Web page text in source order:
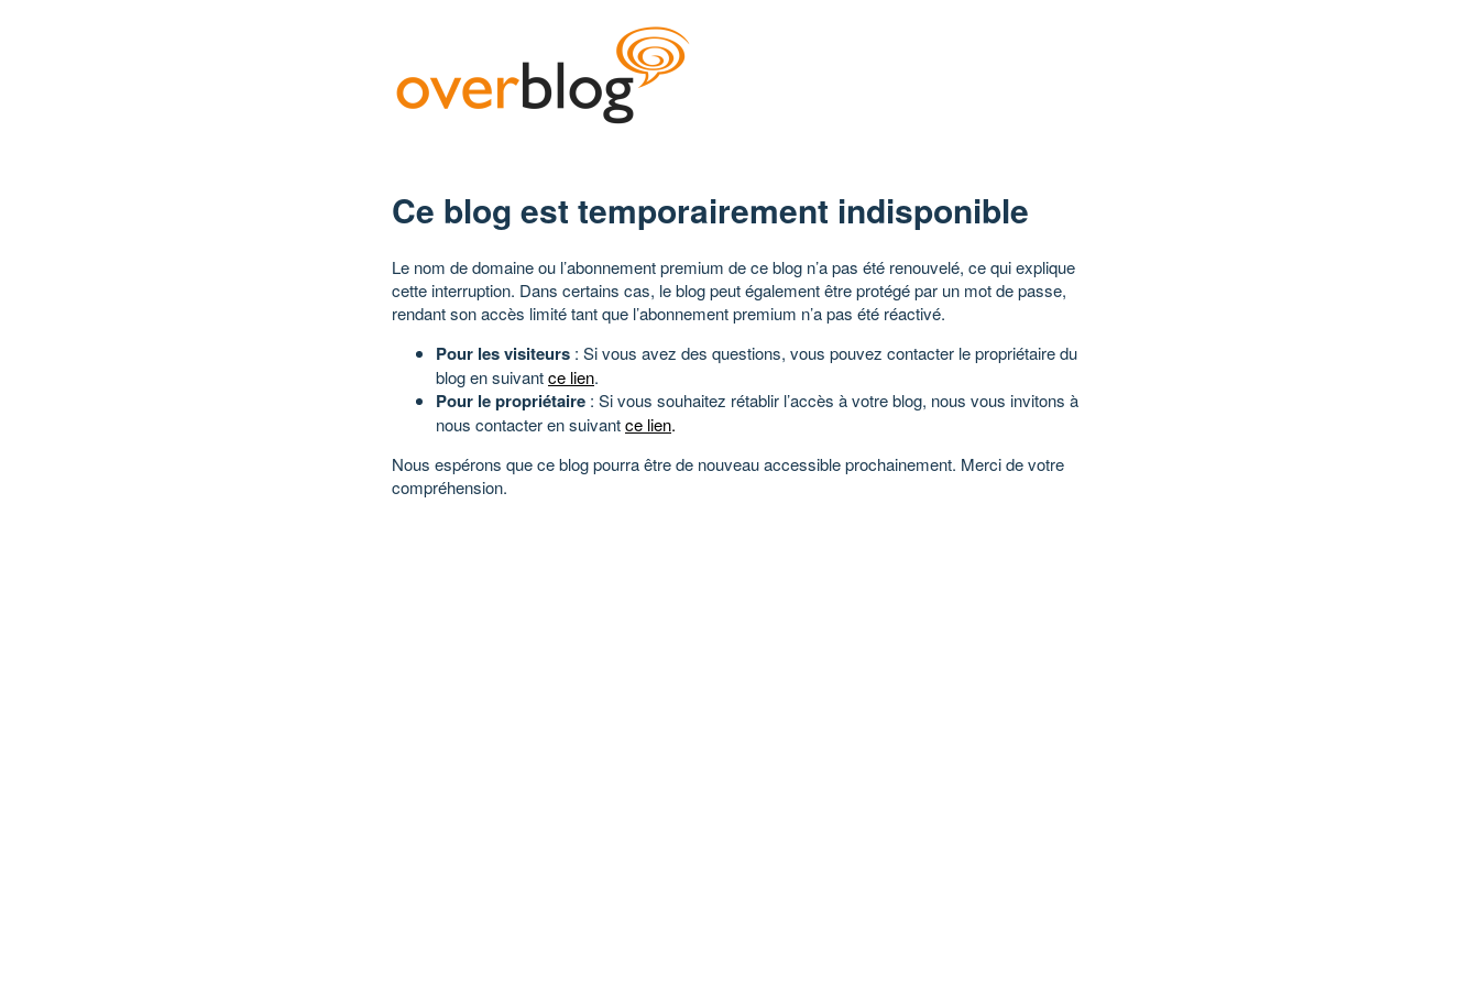
Ce blog est temporairement indisponible
Le nom de domaine ou l’abonnement premium de ce blog n’a pas été renouvelé, ce qui explique
cette interruption. Dans certains cas, le blog peut également être protégé par un mot de passe,
rendant son accès limité tant que l’abonnement premium n’a pas été réactivé.
Pour les visiteurs : Si vous avez des questions, vous pouvez contacter le propriétaire du
blog en suivantce lien.
Pour le propriétaire : Si vous souhaitez rétablir l’accès à votre blog, nous vous invitons à
nous contacter en suivantce lien.
Nous espérons que ce blog pourra être de nouveau accessible prochainement. Merci de votre
compréhension.